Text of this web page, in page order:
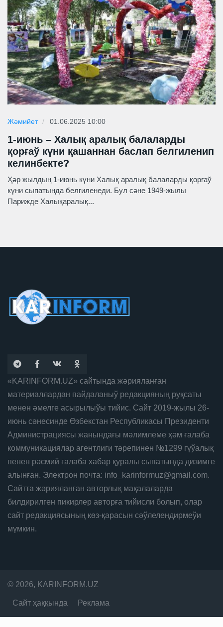
Жәмийет 01.06.2025 10:00
1-июнь – Халық аралық балаларды
қорғаў күни қашаннан баслап белгиленип
келинбекте?
Ҳәр жылдың 1-июнь күни Халық аралық балаларды қорғаў
күни сыпатында белгиленеди. Бул сәне 1949-жылы
Парижде Халықаралық...
«KARINFORM.UZ» сайтында жәрияланған
материаллардан пайдаланыў редакцияның руқсаты
менен әмелге асырылыўы тийис. Сайт 2019-жылы 26-
июнь сәнесинде Өзбекстан Республикасы Президенти
Администрациясы жанындағы мәлимлеме ҳәм ғалаба
коммуникациялар агентлиги тәрепинен №1299 гүўалық
пенен рәсмий ғалаба хабар қуралы сыпатында дизимге
алынған. Электрон почта: info_karinformuz@gmail.com.
Сайтта жәрияланған авторлық мақалаларда
билдирилген пикирлер авторға тийисли болып, олар
сайт редакциясының көз-қарасын сәўлелендирмеўи
мүмкин.
© 2026, KARINFORM.UZ
Сайт ҳаққында Реклама